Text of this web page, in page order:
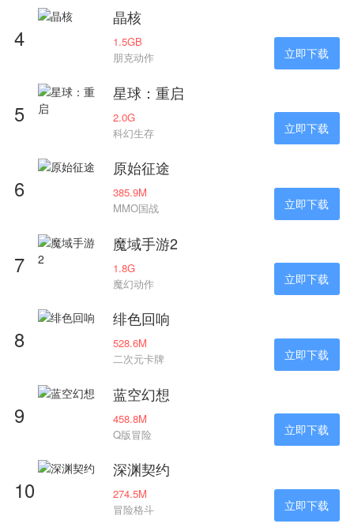
4
晶核
1.5GB
朋克动作
立即下载
5
星球：重启
2.0G
科幻生存
立即下载
6
原始征途
385.9M
MMO国战
立即下载
7
魔域手游2
1.8G
魔幻动作
立即下载
8
绯色回响
528.6M
二次元卡牌
立即下载
9
蓝空幻想
458.8M
Q版冒险
立即下载
10
深渊契约
274.5M
冒险格斗
立即下载